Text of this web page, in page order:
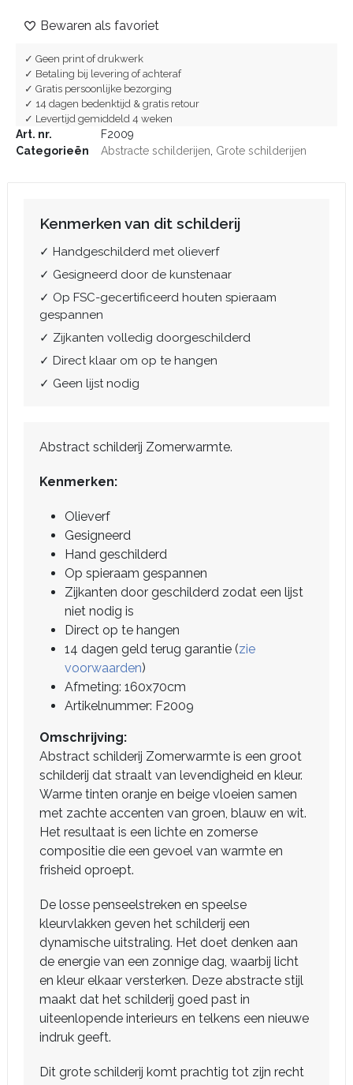
Bewaren als favoriet
✓ Geen print of drukwerk
✓ Betaling bij levering of achteraf
✓ Gratis persoonlijke bezorging
✓ 14 dagen bedenktijd & gratis retour
✓ Levertijd gemiddeld 4 weken
Art. nr.
F2009
Categorieën
Abstracte schilderijen Grote schilderijen
Kenmerken van dit schilderij
✓ Handgeschilderd met olieverf
✓ Gesigneerd door de kunstenaar
✓ Op FSC-gecertificeerd houten spieraam
gespannen
✓ Zijkanten volledig doorgeschilderd
✓ Direct klaar om op te hangen
✓ Geen lijst nodig
Abstract schilderij Zomerwarmte.
Kenmerken:
Olieverf
Gesigneerd
Hand geschilderd
Op spieraam gespannen
Zijkanten door geschilderd zodat een lijst
niet nodig is
Direct op te hangen
14 dagen geld terug garantie (zie
voorwaarden)
Afmeting: 160x70cm
Artikelnummer: F2009
Omschrijving:
Abstract schilderij Zomerwarmte is een groot
schilderij dat straalt van levendigheid en kleur.
Warme tinten oranje en beige vloeien samen
met zachte accenten van groen, blauw en wit.
Het resultaat is een lichte en zomerse
compositie die een gevoel van warmte en
frisheid oproept.
De losse penseelstreken en speelse
kleurvlakken geven het schilderij een
dynamische uitstraling. Het doet denken aan
de energie van een zonnige dag, waarbij licht
en kleur elkaar versterken. Deze abstracte stijl
maakt dat het schilderij goed past in
uiteenlopende interieurs en telkens een nieuwe
indruk geeft.
Dit grote schilderij komt prachtig tot zijn recht